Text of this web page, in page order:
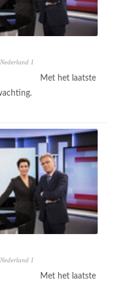
Nederland 1
Met het laatste
Nederland 1
Met het laatste